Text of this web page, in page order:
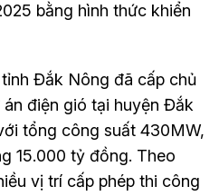
bằng hình thức khiển
Đắk Nông đã cấp chủ
điện gió tại huyện Đắk
tổng công suất 430MW,
15.000 tỷ đồng. Theo
vị trí cấp phép thi công